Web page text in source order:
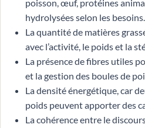
poisson, œuf, protéines
hydrolysées selon les besoins.
La quantité de matières
avec l’activité, le poids et la
La présence de fibres utiles
et la gestion des boules de
La densité énergétique, car
poids peuvent apporter des
La cohérence entre le